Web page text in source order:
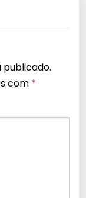
publicado.
com *